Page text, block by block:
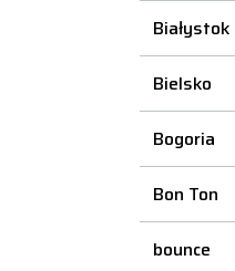
Białystok
Bielsko
Bogoria
Bon Ton
bounce